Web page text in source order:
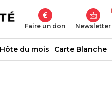
Faire un don Newsletter
Hôte du mois Carte Blanche